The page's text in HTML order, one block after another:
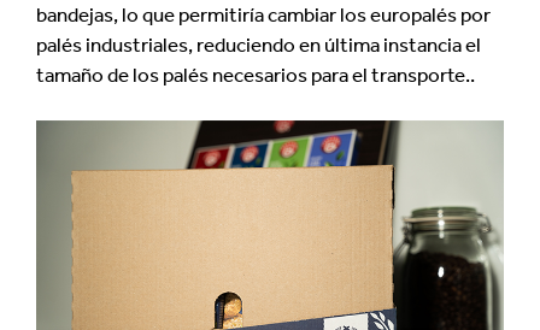
bandejas, lo que permitiría cambiar los europalés por
palés industriales, reduciendo en última instancia el
tamaño de los palés necesarios para el transporte..